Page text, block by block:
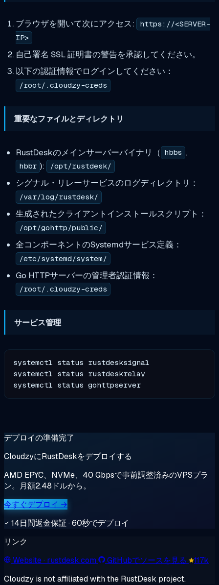
ブラウザを開いて次にアクセス:
https://<SERVER-
IP>
自己署名 SSL 証明書の警告を承認してください。
以下の認証情報でログインしてください：
/root/.cloudzy-creds
重要なファイルとディレクトリ
RustDeskのメインサーバーバイナリ（ hbbs ,
hbbr ): /opt/rustdesk/
シグナル・リレーサービスのログディレクトリ：
/var/log/rustdesk/
生成されたクライアントインストールスクリプト：
/opt/gohttp/public/
全コンポーネントのSystemdサービス定義：
/etc/systemd/system/
Go HTTPサーバーの管理者認証情報：
/root/.cloudzy-creds
サービス管理
systemctl status rustdesksignal
systemctl status rustdeskrelay
デプロイの準備完了
CloudzyにRustDeskをデプロイする
AMD EPYC、NVMe、40 Gbpsで事前調整済みのVPSプラ
ン。月額2.48ドルから。
今すぐデプロイ →
14日間返金保証 · 60秒でデプロイ
リンク
Website· rustdesk.com GitHubでソースを見る
117k
Cloudzy is not affiliated with the RustDesk project.